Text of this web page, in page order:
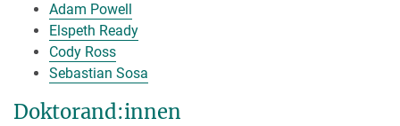
Adam Powell
Elspeth Ready
Cody Ross
Sebastian Sosa
Doktorand:innen